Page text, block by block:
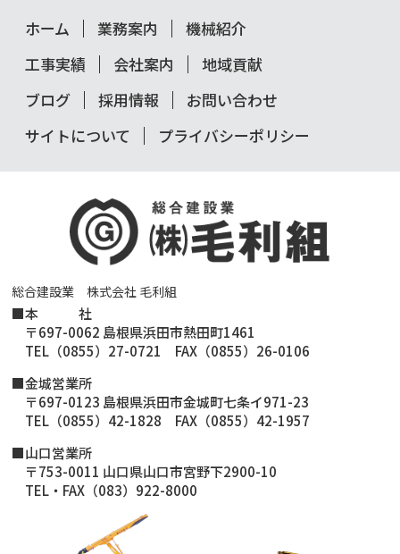
総合建設業 株式会社 毛利組
■本 社
〒697-0062 島根県浜田市熱田町1461
TEL（0855）27-0721 FAX（0855）26-0106
■金城営業所
〒697-0123 島根県浜田市金城町七条イ971-23
TEL（0855）42-1828 FAX（0855）42-1957
■山口営業所
〒753-0011 山口県山口市宮野下2900-10
TEL・FAX（083）922-8000
ホーム 業務案内
機械紹介
工事実績
会社案内
地域貢献
ブログ
採用情報
お問い合わせ
サイトについて
プライバシーポリシー